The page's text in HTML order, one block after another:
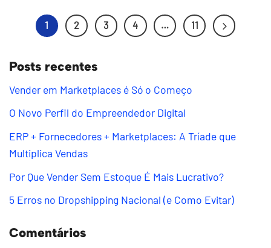
1 2 3 4 … 11
Posts recentes
Vender em Marketplaces é Só o Começo
O Novo Perfil do Empreendedor Digital
ERP + Fornecedores + Marketplaces: A Tríade que
Multiplica Vendas
Por Que Vender Sem Estoque É Mais Lucrativo?
5 Erros no Dropshipping Nacional (e Como Evitar)
Comentários